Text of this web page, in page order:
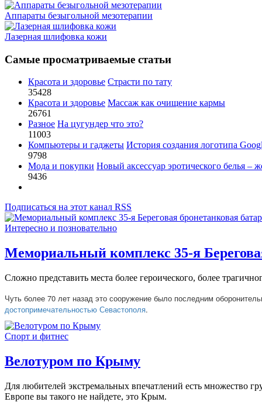
Аппараты безыгольной мезотерапии
Лазерная шлифовка кожи
Самые просматриваемые статьи
Красота и здоровье Страсти по тату
35428
Красота и здоровье Массаж как очищение кармы
26761
Разное На цугундер что это?
11003
Компьютеры и гаджеты История создания логотипа
9798
Мода и покупки Новый аксессуар эротического белья –
9436
Подписаться на этот канал RSS
Интересно и позновательно
Мемориальный комплекс 35-я
Сложно представить места более героического, более
Чуть более 70 лет назад это сооружение было последним
достопримечательностью Севастополя.
Спорт и фитнес
Велотуром по Крыму
Для любителей экстремальных впечатлений есть множество
Европе вы такого не найдете, это Крым.